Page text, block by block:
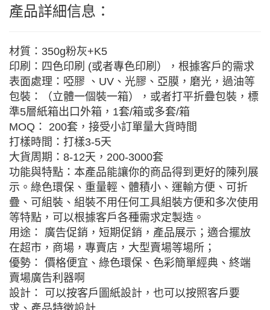
產品詳細信息：
材質：350g粉灰+K5
印刷：四色印刷 (或者專色印刷），根據客戶的需求
表面處理：啞膠 、UV、光膠、亞膜，磨光，過油等
包裝：（立體一個裝一箱），或者打平折疊包裝，標
準5層紙箱出口外箱，1套/箱或多套/箱
MOQ： 200套，接受小訂單量大貨時間
打樣時間：打樣3-5天
大貨周期：8-12天，200-3000套
功能與特點：本產品能讓你的商品得到更好的陳列展
示。綠色環保、重量輕、體積小、運輸方便、可折
疊、可組裝、組裝不用任何工具組裝方便和多次使用
等特點，可以根據客戶各種需求定製造。
用途： 廣告促銷，短期促銷，產品展示；適合擺放
在超市，商場，專賣店，大型賣場等場所；
優勢： 價格便宜、綠色環保、色彩簡單經典、終端
賣場廣告利器啊
設計： 可以按客戶圖紙設計，也可以按照客戶要